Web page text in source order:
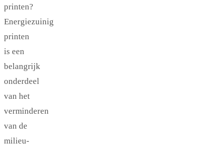
printen?
Energiezuinig
printen
is een
belangrijk
onderdeel
van het
verminderen
van de
milieu-